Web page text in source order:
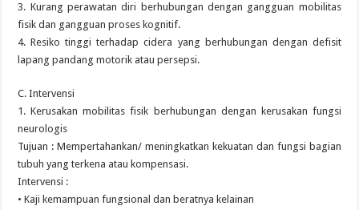
3. Kurang perawatan diri berhubungan dengan gangguan mobilitas
fisik dan gangguan proses kognitif.
4. Resiko tinggi terhadap cidera yang berhubungan dengan defisit
lapang pandang motorik atau persepsi.
C. Intervensi
1. Kerusakan mobilitas fisik berhubungan dengan kerusakan fungsi
neurologis
Tujuan : Mempertahankan/ meningkatkan kekuatan dan fungsi bagian
tubuh yang terkena atau kompensasi.
Intervensi :
• Kaji kemampuan fungsional dan beratnya kelainan